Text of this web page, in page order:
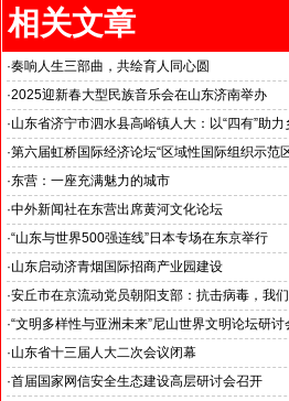
相关文章
·奏响人生三部曲，共绘育人同心圆
烟台市党团队一体化育人思政课示范活动顺利举办
·2025迎新春大型民族音乐会在山东济南举办
·山东省济宁市泗水县高峪镇人大：以“四有”助
·第六届虹桥国际经济论坛“区域性国际组织示范
台、新实践”分论坛在上海举行：
·东营：一座充满魅力的城市
·中外新闻社在东营出席黄河文化论坛
·“山东与世界500强连线”日本专场在东京举行
·山东启动济青烟国际招商产业园建设
·安丘市在京流动党员朝阳支部：抗击病毒，我
·“文明多样性与亚洲未来”尼山世界文明论坛研
·山东省十三届人大二次会议闭幕
·首届国家网信安全生态建设高层研讨会召开